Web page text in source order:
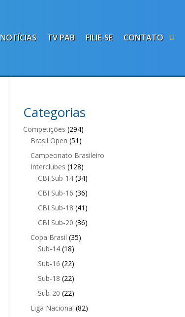
NOTÍCIAS TV PAB FILIE-SE CONTATO
Categorias
Competições (294)
Brasil Open (51)
Campeonato Brasileiro
Interclubes (128)
CBI Sub-14 (34)
CBI Sub-16 (36)
CBI Sub-18 (41)
CBI Sub-20 (36)
Copa Brasil (35)
Sub-14 (18)
Sub-16 (22)
Sub-18 (22)
Sub-20 (22)
Liga Nacional (82)